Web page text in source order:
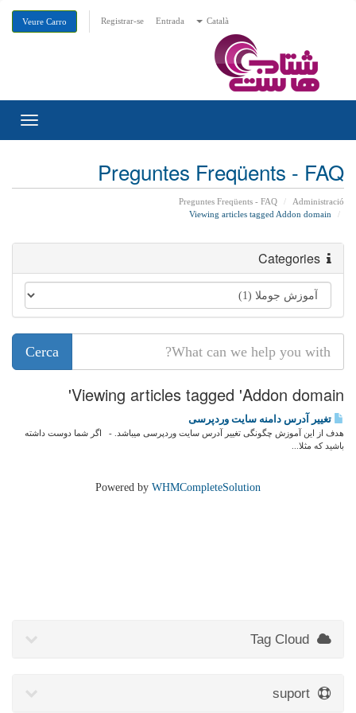
Català
Entrada
Registrar-se
Veure Carro
Preguntes Freqüents - FAQ
Administració
Preguntes Freqüents - FAQ
Viewing articles tagged Addon domain
Viewing articles tagged 'Addon domain'
تغییر آدرس دامنه سایت وردپرسی
هدف از این آموزش چگونگی تغییر آدرس سایت وردپرسی می­باشد. - اگر شما دوست داشته
باشید که مثلا...
Powered by WHMCompleteSolution